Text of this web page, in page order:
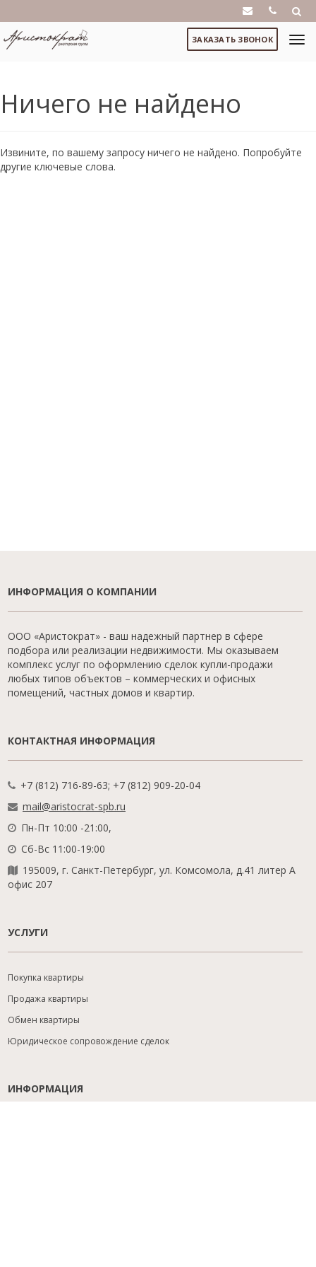
ЗАКАЗАТЬ ЗВОНОК
Ничего не найдено
Извините, по вашему запросу ничего не найдено. Попробуйте
другие ключевые слова.
ИНФОРМАЦИЯ О КОМПАНИИ
ООО «Аристократ» - ваш надежный партнер в сфере
подбора или реализации недвижимости. Мы оказываем
комплекс услуг по оформлению сделок купли-продажи
любых типов объектов – коммерческих и офисных
помещений, частных домов и квартир.
КОНТАКТНАЯ ИНФОРМАЦИЯ
+7 (812) 716-89-63; +7 (812) 909-20-04
mail@aristocrat-spb.ru
Пн-Пт 10:00 -21:00,
Сб-Вс 11:00-19:00
195009, г. Санкт-Петербург, ул. Комсомола, д.41 литер А
офис 207
УСЛУГИ
Покупка квартиры
Продажа квартиры
Обмен квартиры
Юридическое сопровождение сделок
ИНФОРМАЦИЯ